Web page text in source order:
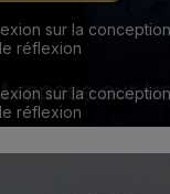
sur la
réflexion
sur la
réflexion